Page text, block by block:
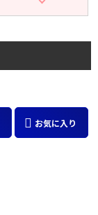
お気に入り